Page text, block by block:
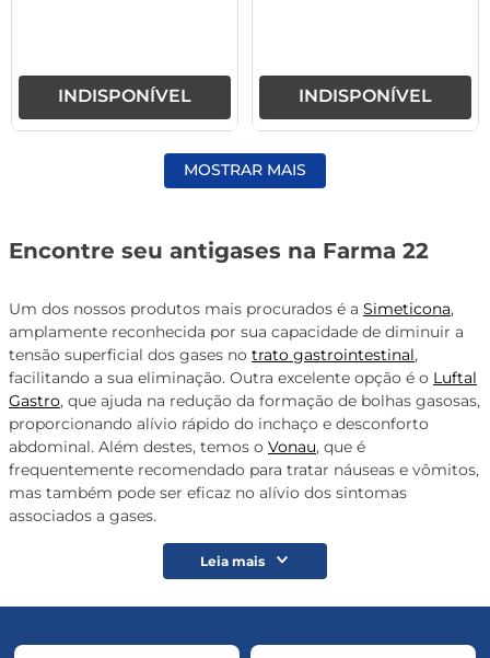
INDISPONÍVEL INDISPONÍVEL
MOSTRAR MAIS
Encontre seu antigases na Farma 22
Um dos nossos produtos mais procurados é a Simeticona,
amplamente reconhecida por sua capacidade de diminuir a
tensão superficial dos gases no trato gastrointestinal,
facilitando a sua eliminação. Outra excelente opção é o Luftal
Gastro, que ajuda na redução da formação de bolhas gasosas,
proporcionando alívio rápido do inchaço e desconforto
abdominal. Além destes, temos o Vonau, que é
frequentemente recomendado para tratar náuseas e vômitos,
mas também pode ser eficaz no alívio dos sintomas
associados a gases.
Leia mais